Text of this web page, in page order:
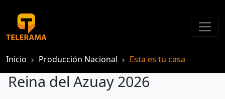
Inicio Producción Nacional Esta es tu casa
Reina del Azuay 2026